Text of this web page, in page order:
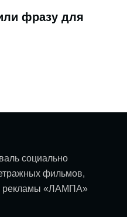
фразу для
социально
фильмов,
рекламы «ЛАМПА»